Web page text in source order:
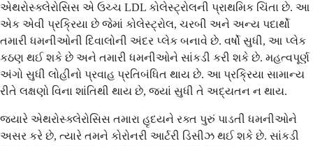
એથરોસ્ક્લેરોસિસ એ ઉચ્ચ LDL કોલેસ્ટ્રોલની પ્રાથમિક ચિંતા છે. આ
એક એવી પ્રક્રિયા છે જેમાં કોલેસ્ટ્રોલ, ચરબી અને અન્ય પદાર્થો
તમારી ધમનીઓની દિવાલોની અંદર પ્લેક બનાવે છે. વર્ષો સુધી, આ પ્લેક
કઠણ થઈ શકે છે અને તમારી ધમનીઓને સાંકડી કરી શકે છે. મહત્વપૂર્ણ
અંગો સુધી લોહીનો પ્રવાહ પ્રતિબંધિત થાય છે. આ પ્રક્રિયા સામાન્ય
રીતે લક્ષણો વિના શાંતિથી થાય છે, જ્યાં સુધી તે અદ્યતન ન થાય.
જ્યારે એથરોસ્ક્લેરોસિસ તમારા હૃદયને રક્ત પુરું પાડતી ધમનીઓને
અસર કરે છે, ત્યારે તમને કોરોનરી આર્ટરી ડિસીઝ થઈ શકે છે. સાંકડી